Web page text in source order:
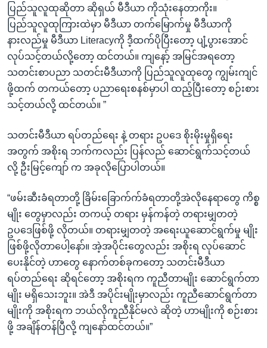
ပြည်သူလူထုဆိုတာ ဆိုရှယ် မီဒီယာ ကိုသုံးနေတာကိုး။
ပြည်သူလူထုကြားထဲမှာ မီဒီယာ တက်မြောက်မှု မီဒီယာကို
နားလည်မှု မီဒီယာ Literacyကို ဒီ့ထက်ပိုပြီးတော့ ပျံ့ပွားအောင်
လုပ်သင့်တယ်လို့တော့ ထင်တယ်။ ကျနော့် အမြင်အရတော့
သတင်းစာပညာ သတင်းမီဒီယာကို ပြည်သူလူထုတွေ ကျွမ်းကျင်
ဖို့ထက် တကယ်တော့ ပညာရေးစနစ်မှာပါ ထည့်ပြီးတော့ စဉ်းစား
သင့်တယ်လို့ ထင်တယ်။ ”
သတင်းမီဒီယာ ရပ်တည်ရေး နဲ့ တရား ဥပဒေ စိုးမိုးမှုရှိရေး
အတွက် အစိုးရ ဘက်ကလည်း ပြန်လည် ဆောင်ရွက်သင့်တယ်
လို့ ဦးမြင့်ကျော် က အခုလိုပြောပါတယ်။
“ဖမ်းဆီးခံရတာတို့ ခြိမ်းခြောက်က်ခံရတာတို့အဲလိုနေရာတွေ ကိစ္စ
မျိုး တွေမှာလည်း တကယ့် တရား မှန်ကန်တဲ့ တရားမျှတတဲ့
ဥပဒေဖြစ်ဖို့ လိုတယ်။ တရားမျှတတဲ့ အရေးယူဆောင်ရွက်မှု မျိုး
ဖြစ်ဖို့လိုတာပေါ့နော်။ အဲ့အပိုင်းတွေလည်း အစိုးရ လုပ်ဆောင်
ပေးနိုင်တဲ့ ဟာတွေ နောက်တစ်ခုကတော့ သတင်းမီဒီယာ
ရပ်တည်ရေး ဆိုရင်တော့ အစိုးရက ကူညီတာမျိုး ဆောင်ရွက်တာ
မျိုး မရှိသေးဘူး။ အဲဒီ အပိုင်းမျိုးမှာလည်း ကူညီဆောင်ရွက်တာ
မျိုးကို အစိုးရက ဘယ်လိုကူညီနိုင်မလဲ ဆိုတဲ့ ဟာမျိုးကို စဉ်းစား
ဖို့ အချိန်တန်ပြီလို့ ကျနော်ထင်တယ်။”